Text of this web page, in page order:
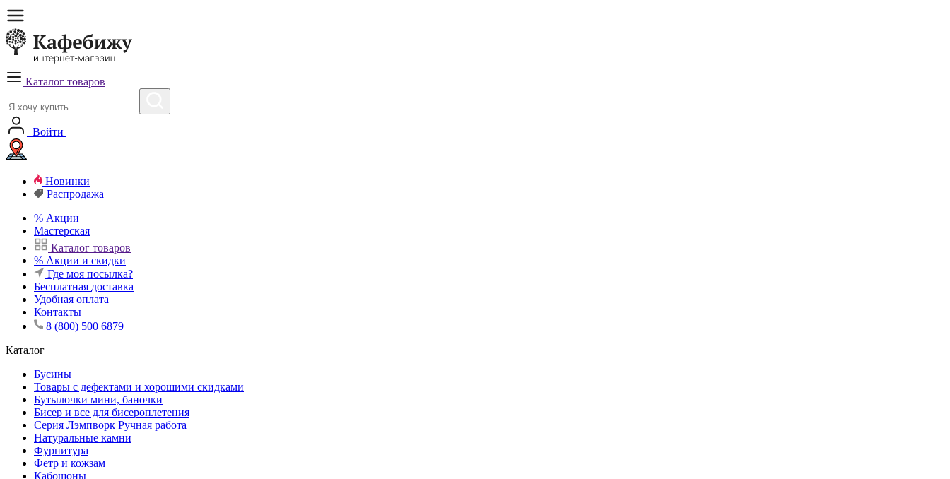
Каталог товаров
Войти
Новинки
Распродажа
% Акции
Мастерская
Каталог товаров
% Акции и скидки
Где моя посылка?
Бесплатная доставка
Удобная оплата
Контакты
8 (800) 500 6879
Каталог
Бусины
Товары с дефектами и хорошими скидками
Бутылочки мини, баночки
Бисер и все для бисероплетения
Серия Лэмпворк Ручная работа
Натуральные камни
Фурнитура
Фетр и кожзам
Кабошоны